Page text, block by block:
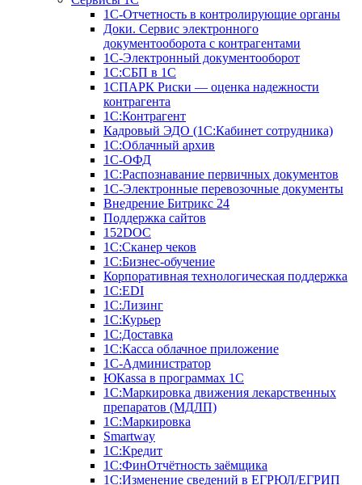
1С-Отчетность в контролирующие органы
Доки. Сервис электронного
документооборота с контрагентами
1С-Электронный документооборот
1С:СБП в 1С
1СПАРК Риски — оценка надежности
контрагента
1С:Контрагент
Кадровый ЭДО (1С:Кабинет сотрудника)
1С:Облачный архив
1С-ОФД
1С:Распознавание первичных документов
1С-Электронные перевозочные документы
Внедрение Битрикс 24
Поддержка сайтов
152DOC
1С:Сканер чеков
1С:Бизнес-обучение
Корпоративная технологическая поддержка
1С:ЕDI
1С:Лизинг
1С:Курьер
1С:Доставка
1С:Касса облачное приложение
1С-Администратор
ЮКаssа в программах 1С
1С:Маркировка движения лекарственных
препаратов (МДЛП)
1С:Маркировка
Smartway
1С:Кредит
1С:ФинОтчётность заёмщика
1С:Изменение сведений в ЕГРЮЛ/ЕГРИП